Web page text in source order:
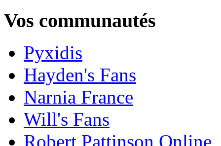
Vos communautés
Pyxidis
Hayden's Fans
Narnia France
Will's Fans
Robert Pattinson Online